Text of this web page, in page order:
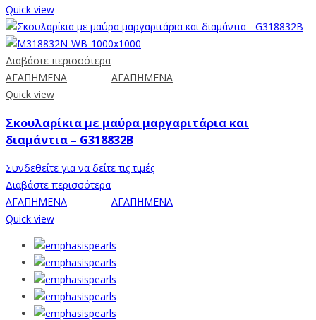
Quick view
Διαβάστε περισσότερα
ΑΓΑΠΗΜΕΝΑ
ΑΓΑΠΗΜΕΝΑ
Quick view
Σκουλαρίκια με μαύρα μαργαριτάρια και
διαμάντια – G318832B
Συνδεθείτε για να δείτε τις τιμές
Διαβάστε περισσότερα
ΑΓΑΠΗΜΕΝΑ
ΑΓΑΠΗΜΕΝΑ
Quick view